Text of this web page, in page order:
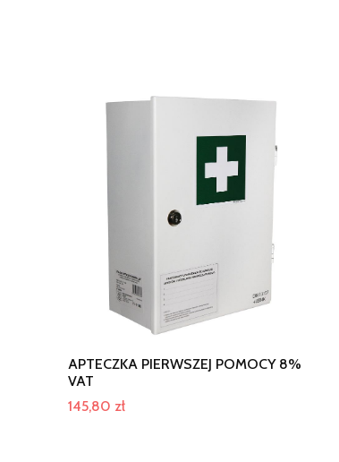
APTECZKA PIERWSZEJ POMOCY 8%
VAT
145,80 zł